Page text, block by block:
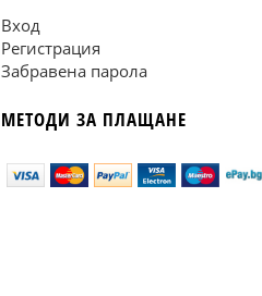
Вход
Регистрация
Забравена парола
МЕТОДИ ЗА ПЛАЩАНЕ